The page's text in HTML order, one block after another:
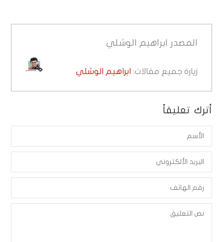
المصدر ابراهيم الوشلي
زيارة جميع مقالات: ابراهيم الوشلي
أترك تعليقاً